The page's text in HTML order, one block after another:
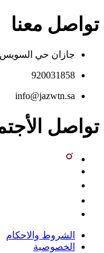
تواصل معنا
جازان حي
920031858
info@jazwtn.sa
تواصل
الشروط والاحكام
الخصوصية